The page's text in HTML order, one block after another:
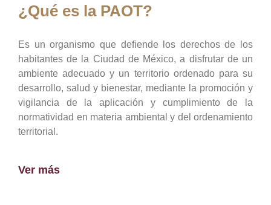
¿Qué es la PAOT?
Es un organismo que defiende los derechos de los
habitantes de la Ciudad de México, a disfrutar de un
ambiente adecuado y un territorio ordenado para su
desarrollo, salud y bienestar, mediante la promoción y
vigilancia de la aplicación y cumplimiento de la
normatividad en materia ambiental y del ordenamiento
territorial.
Ver más